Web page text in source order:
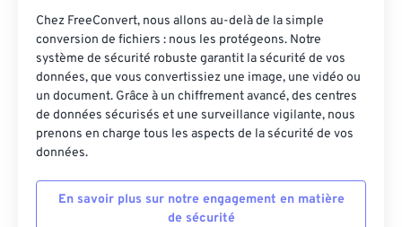
Chez FreeConvert, nous allons au-delà de la simple
conversion de fichiers : nous les protégeons. Notre
système de sécurité robuste garantit la sécurité de vos
données, que vous convertissiez une image, une vidéo ou
un document. Grâce à un chiffrement avancé, des centres
de données sécurisés et une surveillance vigilante, nous
prenons en charge tous les aspects de la sécurité de vos
données.
En savoir plus sur notre engagement en matière
de sécurité